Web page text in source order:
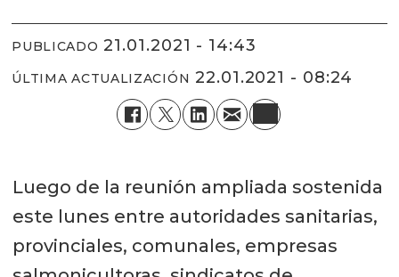
PUBLICADO 21.01.2021 - 14:43
ÚLTIMA ACTUALIZACIÓN 22.01.2021 - 08:24
Luego de la reunión ampliada sostenida
este lunes entre autoridades sanitarias,
provinciales, comunales, empresas